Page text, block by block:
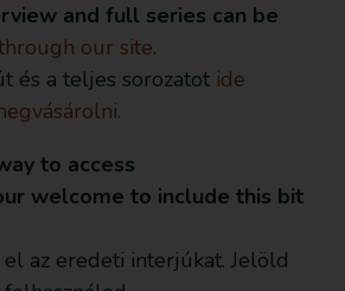
and full series can be
our site.
és a teljes sorozatot ide
to access
welcome to include this bit
az eredeti interjúkat. Jelöld